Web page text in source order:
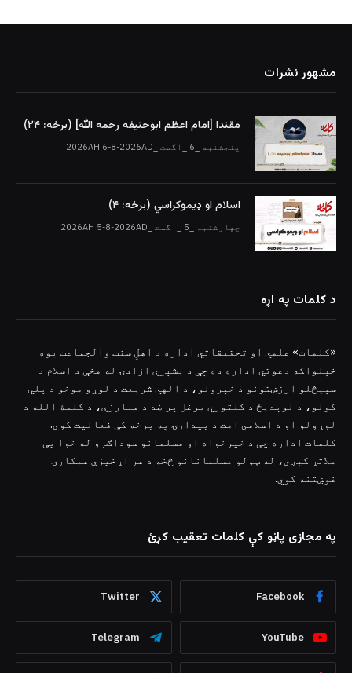
مشهور نشرات
مقتدا [امام اعظم ابوحنیفه رحمه الله‎] (برخه: ۲۴)
پنجشنبه _6 _اگست _2026AH 6-8-2026AD
اسلام او ډیموکراسي (برخه: ۴)
چهارشنبه _5 _اگست _2026AH 5-8-2026AD
د کلمات په اړه
«کلمات» علمي او تحقیقاتي اداره د اهلِ سنت والجماعت یوه
خپلواکه دعوتي اداره ده چې د بشپړې ازادۍ له مخې د اسلام د
سپېڅلو ارزښتونو د خپرولو، د الهي شریعت د لوړو موخو د پلي
کولو، د لوېدیځ د کلتوري یرغل پر ضد د مبارزې، د کلمۀ الله د
لوړولو او د اسلامي امت د بیدارۍ په برخه کې فعالیت کوي.
کلمات اداره چې د خیرخواه او مسلمانو سوداګرو له خوا یې
ملاتړ کېږي، له ټولو مسلمانانو څخه د هر اړخیزې همکارۍ
غوښتنه کوي.
په مجازی پاڼو کې کلمات تعقیب کړئ
Facebook
Twitter
YouTube
Telegram